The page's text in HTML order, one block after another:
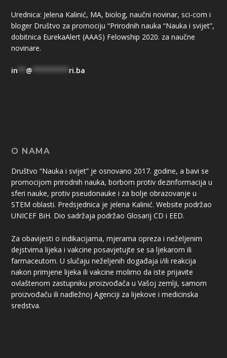
Urednica: Jelena Kalinić, MA, biolog, naučni novinar, sci-com i
bloger Društvo za promociju “Prirodnih nauka “Nauka i svijet”,
dobitnica EurekaAlert (AAAS) Felowship 2020. za naučne
novinare.
in ** @ ********* ri.ba
O NAMA
Društvo “Nauka i svijet” je osnovano 2017. godine, a bavi se
promocijom prirodnih nauka, borbom protiv dezinformacija u
sferi nauke, protiv pseudonauke i za bolje obrazovanje u
STEM oblasti. Predsjednica je jelena Kalinić. Website podržao
UNICEF BiH. Dio sadržaja podržao Glosarij CD i EED.
Za obavijesti o indikacijama, mjerama opreza i neželjenim
dejstvima lijeka i vakcine posavjetujte se sa ljekarom ili
farmaceutom. U slučaju neželjenih događaja i/ili reakcija
nakon primjene lijeka ili vakcine molimo da iste prijavite
ovlaštenom zastupniku proizvođača u Vašoj zemlji, samom
proizvođaču ili nadležnoj Agenciji za lijekove i medicinska
sredstva.